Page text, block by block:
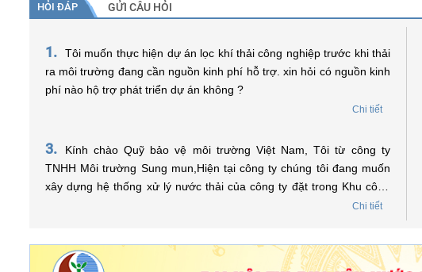
HỎI ĐÁP GỬI CÂU HỎI
1.
Tôi muốn thực hiện dự án lọc khí thải công nghiệp trước khi thải
ra môi trường đang cần nguồn kinh phí hỗ trợ. xin hỏi có nguồn kinh
phí nào hộ trợ phát triển dự án không ?
Chi tiết
3.
Kính chào Quỹ bảo vệ môi trường Việt Nam, Tôi từ công ty
TNHH Môi trường Sung mun,Hiện tại công ty chúng tôi đang muốn
xây dựng hệ thống xử lý nước thải của công ty đặt trong Khu công
Chi tiết